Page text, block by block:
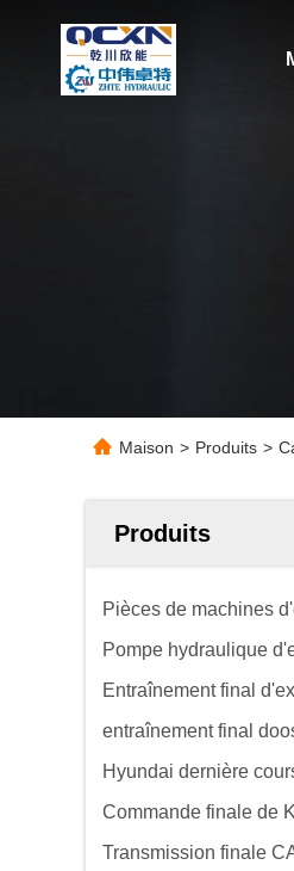
Maison > Produits >
Produits
Pièces de machines
Pompe hydraulique
Entraînement final
entraînement final
Hyundai dernière
Commande finale de
Transmission finale